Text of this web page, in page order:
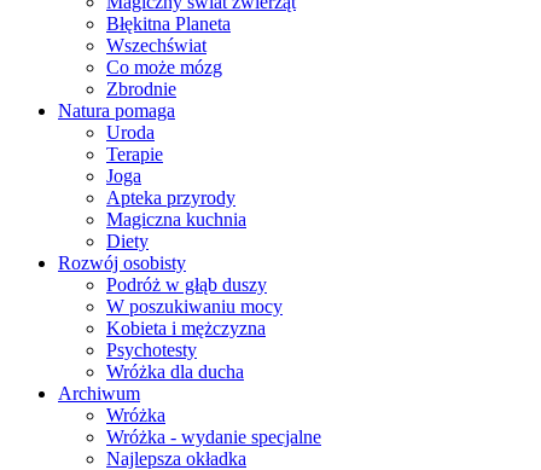
Błękitna Planeta
Wszechświat
Co może mózg
Zbrodnie
Natura pomaga
Uroda
Terapie
Joga
Apteka przyrody
Magiczna kuchnia
Diety
Rozwój osobisty
Podróż w głąb duszy
W poszukiwaniu mocy
Kobieta i mężczyzna
Psychotesty
Wróżka dla ducha
Archiwum
Wróżka
Wróżka - wydanie specjalne
Najlepsza okładka